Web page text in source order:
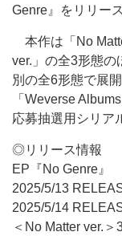
Genre』をリリー
本作は「No
ver.」の全3形態の
別の全6形態で展
「Weverse
応募抽選用シリア
◎リリース情報
EP『No Genre』
2025/5/13
2025/5/14
＜No Matter ver.＞